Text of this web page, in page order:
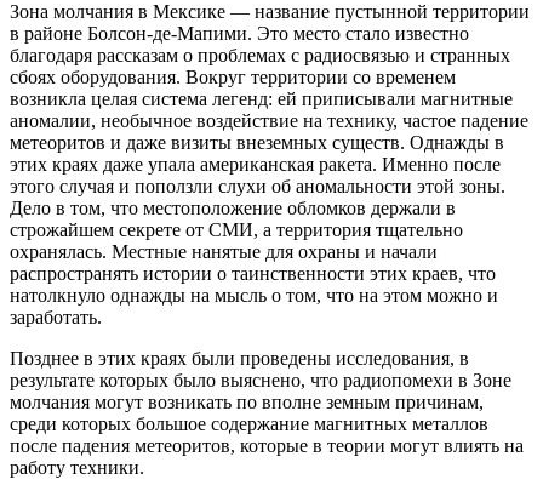
Зона молчания в Мексике — название пустынной территории
в районе Болсон-де-Мапими. Это место стало известно
благодаря рассказам о проблемах с радиосвязью и странных
сбоях оборудования. Вокруг территории со временем
возникла целая система легенд: ей приписывали магнитные
аномалии, необычное воздействие на технику, частое падение
метеоритов и даже визиты внеземных существ. Однажды в
этих краях даже упала американская ракета. Именно после
этого случая и поползли слухи об аномальности этой зоны.
Дело в том, что местоположение обломков держали в
строжайшем секрете от СМИ, а территория тщательно
охранялась. Местные нанятые для охраны и начали
распространять истории о таинственности этих краев, что
натолкнуло однажды на мысль о том, что на этом можно и
заработать.
Позднее в этих краях были проведены исследования, в
результате которых было выяснено, что радиопомехи в Зоне
молчания могут возникать по вполне земным причинам,
среди которых большое содержание магнитных металлов
после падения метеоритов, которые в теории могут влиять на
работу техники.